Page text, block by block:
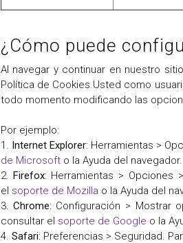
¿Cómo puede
Al navegar y continuar en nuestro
Política de Cookies.Usted como
todo momento modificando las
Por ejemplo:
1. Internet Explorer: Herramientas >
de Microsofto la Ayuda del navegador.
2. Firefox: Herramientas > Opciones
el soporte de Mozilla o la Ayuda del
3. Chrome: Configuración > Mostrar
consultar el soporte de Google o la
4. Safari: Preferencias > Seguridad.